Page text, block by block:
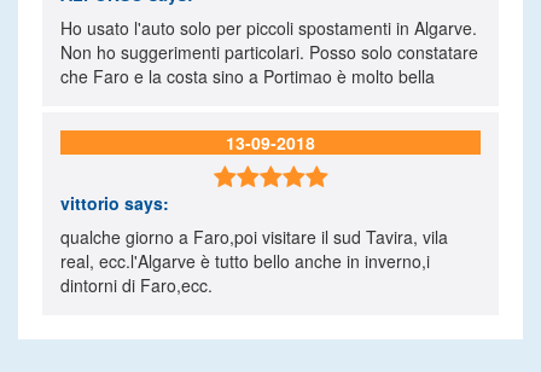
Ho usato l'auto solo per piccoli spostamenti in Algarve.
Non ho suggerimenti particolari. Posso solo constatare
che Faro e la costa sino a Portimao è molto bella
13-09-2018

vittorio says:
qualche giorno a Faro,poi visitare il sud Tavira, vila
real, ecc.l'Algarve è tutto bello anche in inverno,i
dintorni di Faro,ecc.